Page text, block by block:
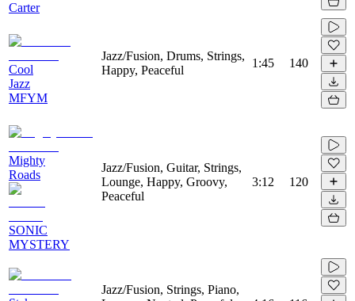
Carter
Cool
Jazz
MFYM
Jazz/Fusion, Drums, Strings,
Happy, Peaceful
1:45 140
Mighty
Roads
SONIC
MYSTERY
Jazz/Fusion, Guitar, Strings,
Lounge, Happy, Groovy,
Peaceful
3:12 120
Jazz/Fusion, Strings, Piano,